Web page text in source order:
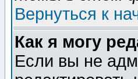
Вернуться к
Как я могу
Если вы не